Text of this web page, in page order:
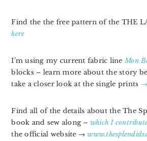
Find the the free pattern of the THE
here
I’m using my current fabric lineMon
blocks – learn more about the story
take a closer look at the single prints →
Find all of the details about the The
book and sew along – which I
the official website →